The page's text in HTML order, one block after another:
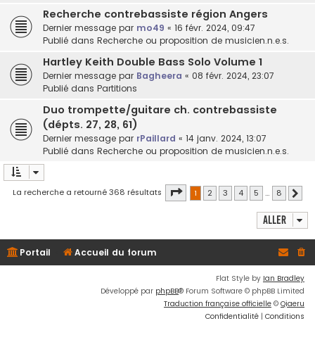
Recherche contrebassiste région Angers
Dernier message par mo49 « 16 févr. 2024, 09:47
Publié dans Recherche ou proposition de musicien.n.e.s.
Hartley Keith Double Bass Solo Volume 1
Dernier message par Bagheera « 08 févr. 2024, 23:07
Publié dans Partitions
Duo trompette/guitare ch. contrebassiste
(dépts. 27, 28, 61)
Dernier message par rPaillard « 14 janv. 2024, 13:07
Publié dans Recherche ou proposition de musicien.n.e.s.
La recherche a retourné 368 résultats Page 1sur8
1 2 3 4 5 … 8
Aller
Portail Accueil du forum
Flat Style by Ian Bradley
Développé par phpBB® Forum Software © phpBB Limited
Traduction française officielle © Qiaeru
Confidentialité | Conditions